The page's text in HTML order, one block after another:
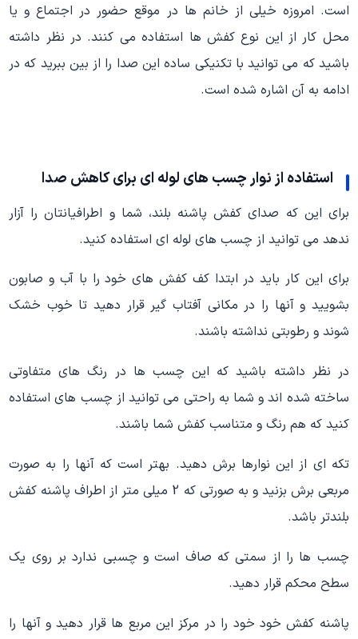
است. امروزه خیلی از خانم ها در موقع حضور در اجتماع و یا
محل کار از این نوع کفش ها استفاده می کنند. در نظر داشته
باشید که می توانید با تکنیکی ساده این صدا را از بین ببرید که در
ادامه به آن اشاره شده است.
استفاده از نوار چسب های لوله ای برای کاهش صدا
برای این که صدای کفش پاشنه بلند، شما و اطرافیانتان را آزار
ندهد می توانید از چسب های لوله ای استفاده کنید.
برای این کار باید در ابتدا کف کفش های خود را با آب و صابون
بشویید و آنها را در مکانی آفتاب گیر قرار دهید تا خوب خشک
شوند و رطوبتی نداشته باشند.
در نظر داشته باشید که این چسب ها در رنگ های متفاوتی
ساخته شده اند و شما به راحتی می توانید از چسب های استفاده
کنید که هم رنگ و متناسب کفش شما باشند.
تکه ای از این نوارها برش دهید. بهتر است که آنها را به صورت
مربعی برش بزنید و به صورتی که 2 میلی متر از اطراف پاشنه کفش
بلندتر باشد.
چسب ها را از سمتی که صاف است و چسبی ندارد بر روی یک
سطح محکم قرار دهید.
پاشنه کفش خود خود را در مرکز این مربع ها قرار دهید و آنها را